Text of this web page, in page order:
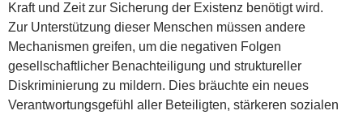
Kraft und Zeit zur Sicherung der Existenz benötigt wird.
Zur Unterstützung dieser Menschen müssen andere
Mechanismen greifen, um die negativen Folgen
gesellschaftlicher Benachteiligung und struktureller
Diskriminierung zu mildern. Dies bräuchte ein neues
Verantwortungsgefühl aller Beteilig­ten, stärkeren sozialen